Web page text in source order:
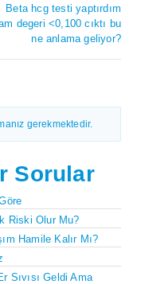
Beta hcg testi yaptırdım
degeri <0,100 cıktı bu
ne anlama geliyor?
gerekmektedir.
Sorular
Riski Olur Mu?
Hamile Kalır Mı?
Sıvısı Geldi Ama